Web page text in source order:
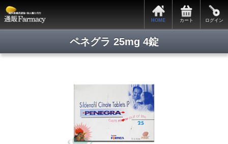
HOME カート ログイン
ペネグラ 25mg 4錠